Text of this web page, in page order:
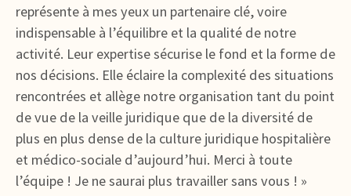
représente à mes yeux un partenaire clé, voire
indispensable à l’équilibre et la qualité de notre
activité. Leur expertise sécurise le fond et la forme de
nos décisions. Elle éclaire la complexité des situations
rencontrées et allège notre organisation tant du point
de vue de la veille juridique que de la diversité de
plus en plus dense de la culture juridique hospitalière
et médico-sociale d’aujourd’hui. Merci à toute
l’équipe ! Je ne saurai plus travailler sans vous ! »